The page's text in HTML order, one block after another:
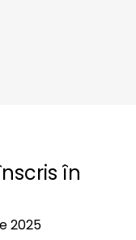
în
2025